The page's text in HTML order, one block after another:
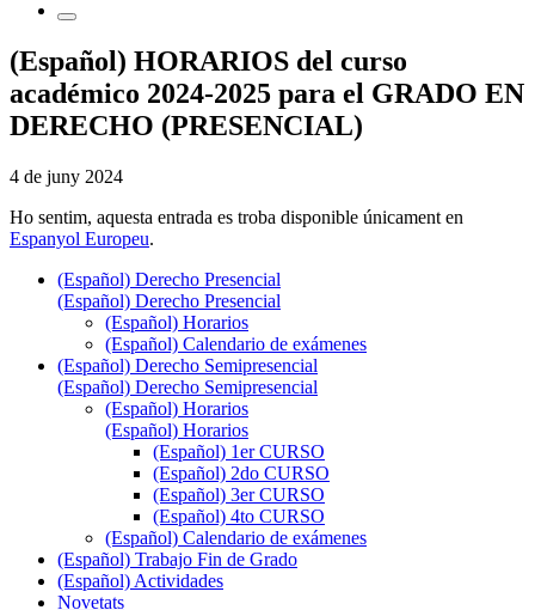
(Español) HORARIOS del curso
académico 2024‐2025 para el GRADO EN
DERECHO (PRESENCIAL)
4 de juny 2024
Ho sentim, aquesta entrada es troba disponible únicament en
Espanyol Europeu.
(Español) Derecho Presencial
(Español) Derecho Presencial
(Español) Horarios
(Español) Calendario de exámenes
(Español) Derecho Semipresencial
(Español) Derecho Semipresencial
(Español) Horarios
(Español) Horarios
(Español) 1er CURSO
(Español) 2do CURSO
(Español) 3er CURSO
(Español) 4to CURSO
(Español) Calendario de exámenes
(Español) Trabajo Fin de Grado
(Español) Actividades
Novetats